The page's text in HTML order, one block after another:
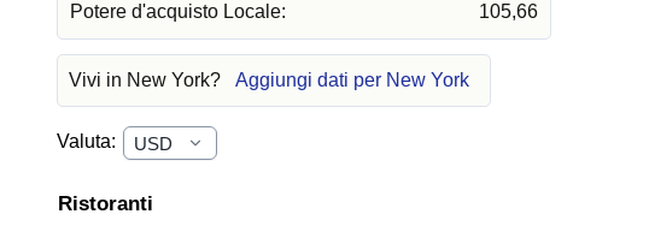
Potere d'acquisto Locale:
105,66
Vivi in New York? Aggiungi dati per New York
Valuta:
Ristoranti